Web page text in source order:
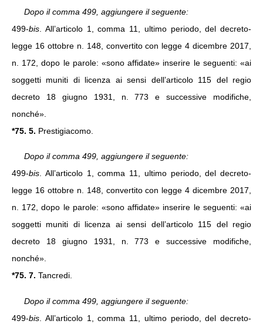
Dopo il comma 499, aggiungere il seguente:
499-bis . All’articolo 1, comma 11, ultimo periodo, del decreto-
legge 16 ottobre n. 148, convertito con legge 4 dicembre 2017,
n. 172, dopo le parole: «sono affidate» inserire le seguenti: «ai
soggetti muniti di licenza ai sensi dell’articolo 115 del regio
decreto 18 giugno 1931, n. 773 e successive modifiche,
nonché».
*75. 5. Prestigiacomo.
Dopo il comma 499, aggiungere il seguente:
499-bis. All’articolo 1, comma 11, ultimo periodo, del decreto-
legge 16 ottobre n. 148, convertito con legge 4 dicembre 2017,
n. 172, dopo le parole: «sono affidate» inserire le seguenti: «ai
soggetti muniti di licenza ai sensi dell’articolo 115 del regio
decreto 18 giugno 1931, n. 773 e successive modifiche,
nonché».
*75. 7. Tancredi.
Dopo il comma 499, aggiungere il seguente:
499-bis . All’articolo 1, comma 11, ultimo periodo, del decreto-